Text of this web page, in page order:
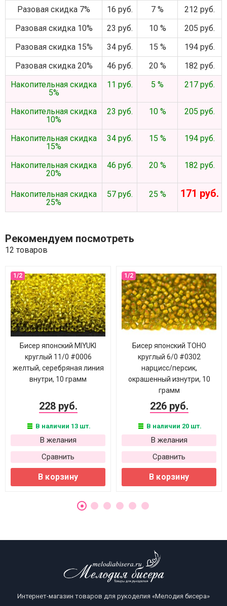
Разовая скидка 7%
16 руб. 7 %
212 руб.
Разовая скидка 10%
23 руб. 10 %
205 руб.
Разовая скидка 15%
34 руб. 15 %
194 руб.
Разовая скидка 20%
46 руб. 20 %
182 руб.
Накопительная скидка
5%
11 руб. 5 % 217 руб.
Накопительная скидка
10%
23 руб. 10 % 205 руб.
Накопительная скидка
15%
34 руб. 15 % 194 руб.
Накопительная скидка
20%
46 руб. 20 % 182 руб.
Накопительная скидка
25%
57 руб. 25 % 171 руб.
Рекомендуем посмотреть
12 товаров
Бисер японский MIYUKI
круглый 11/0 #0006
желтый, серебряная линия
внутри, 10 грамм
228 руб.
В наличии 13 шт.
В желания
Сравнить
В корзину
Бисер японский TOHO
круглый 6/0 #0302
нарцисс/персик,
окрашенный изнутри, 10
грамм
226 руб.
В наличии 20 шт.
В желания
Сравнить
В корзину
Интернет-магазин товаров для рукоделия «Мелодия бисера»